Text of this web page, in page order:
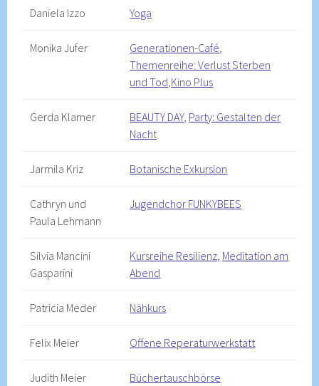
Daniela Izzo Yoga
Monika Jufer Generationen-Café,
Themenreihe: Verlust Sterben
und Tod,Kino Plus
Gerda Klamer BEAUTY DAY, Party: Gestalten der
Nacht
Jarmila Kriz Botanische Exkursion
Cathryn und
Paula Lehmann
Jugendchor FUNKYBEES
Silvia Mancini
Gasparini
Kursreihe Resilienz, Meditation am
Abend
Patricia Meder Nähkurs
Felix Meier Offene Reperaturwerkstatt
Judith Meier Büchertauschbörse